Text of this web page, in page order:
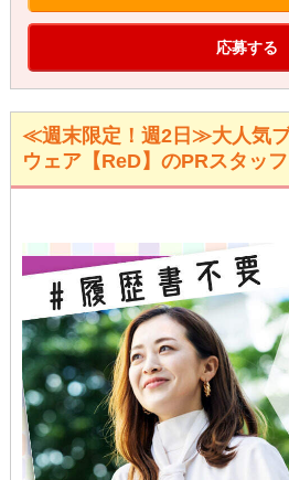
応募する
≪週末限定！週2日≫大人気
ウェア【ReD】のPRスタッフ